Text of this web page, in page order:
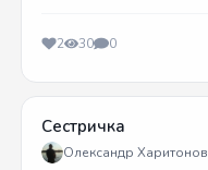
2 30 0
Сестричка
Олександр Харитонов